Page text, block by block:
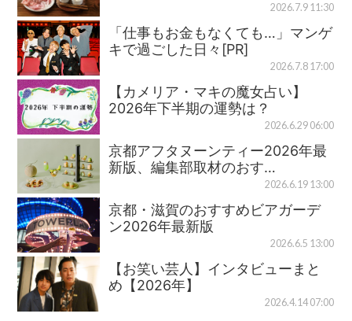
2026.7.9 11:30
「仕事もお金もなくても…」マンゲ
キで過ごした日々[PR]
2026.7.8 17:00
【カメリア・マキの魔女占い】
2026年下半期の運勢は？
2026.6.29 06:00
京都アフタヌーンティー2026年最
新版、編集部取材のおす…
2026.6.19 13:00
京都・滋賀のおすすめビアガーデ
ン2026年最新版
2026.6.5 13:00
【お笑い芸人】インタビューまと
め【2026年】
2026.4.14 07:00